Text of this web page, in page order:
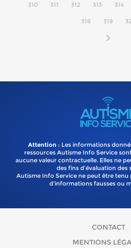
310 311 312 313 314
318 319
Attention : Les informations
ressources Autisme Info Service
aucune valeur contractuelle. Elles ne
des fins d’évaluation des
Autisme Info Service ne peut être tenu
d'informations fausses ou
CONTACT
MENTIONS